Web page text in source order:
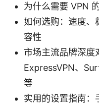
为什么需要 VPN
如何选购：速度、
容性
市场主流品牌深度
ExpressVPN、
等
实用的设置指南：